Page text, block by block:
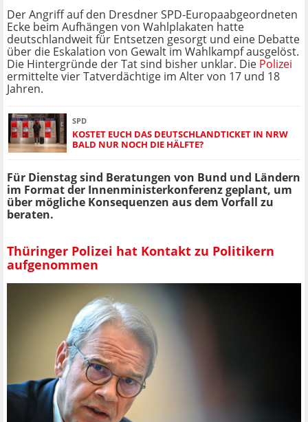
Der Angriff auf den Dresdner SPD-Europaabgeordneten
Ecke beim Aufhängen von Wahlplakaten hatte
deutschlandweit für Entsetzen gesorgt und eine Debatte
über die Eskalation von Gewalt im Wahlkampf ausgelöst.
Die Hintergründe der Tat sind bisher unklar. Die Polizei
ermittelte vier Tatverdächtige im Alter von 17 und 18
Jahren.
SPD
KOSTET EUCH DAS DEUTSCHLANDTICKET IN NRW
BALD NUR NOCH DIE HÄLFTE?
Für Dienstag sind Beratungen von Bund und Ländern
im Format der Innenministerkonferenz geplant, um
über mögliche Konsequenzen aus dem Vorfall zu
beraten.
Thüringer Polizei hat Kontakt zu Politikern
aufgenommen